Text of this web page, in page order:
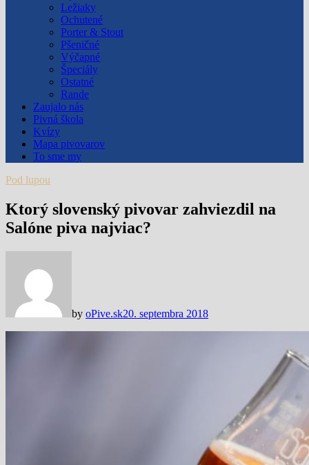
Ležiaky
Ochutené
Porter & Stout
Pšeničné
Výčapné
Špeciály
Ostatné
Rande
Zaujalo nás
Pivná škola
Kvízy
Mapa pivovarov
To sme my
Pod lupou
Ktorý slovenský pivovar zahviezdil na
Salóne piva najviac?
by oPive.sk20. septembra 2018